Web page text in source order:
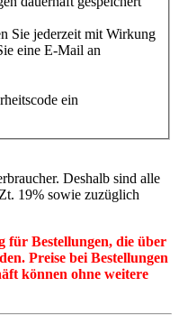
Sie jederzeit mit Wirkung
eine E-Mail an
ein
Deshalb sind alle
19% sowie zuzüglich
für Bestellungen, die über
Preise bei Bestellungen
können ohne weitere